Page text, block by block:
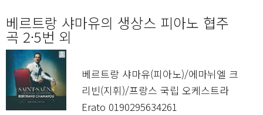
베르트랑 샤마유의 생상스 피아노 협주
곡 2·5번 외
베르트랑 샤마유(피아노)/에마뉘엘 크
리빈(지휘)/프랑스 국립 오케스트라
Erato 0190295634261